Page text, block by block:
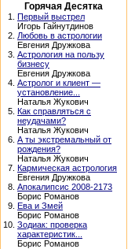
Горячая Десятка
1. Первый выстрел
Игорь Гайнутдинов
2. Любовь в астрологии
Евгения Дружкова
3. Астрология на пользу
бизнесу
Евгения Дружкова
4. Астролог и клиент —
установление...
Наталья Жукович
5. Как справляться с
неудачами?
Наталья Жукович
6. А ты экстремальный от
рождения?
Наталья Жукович
7. Кармическая астрология
Евгения Дружкова
8. Апокалипсис 2008-2173
Борис Романов
9. Ева и Змей
Борис Романов
10. Зодиак: проверка
характеристик...
Борис Романов